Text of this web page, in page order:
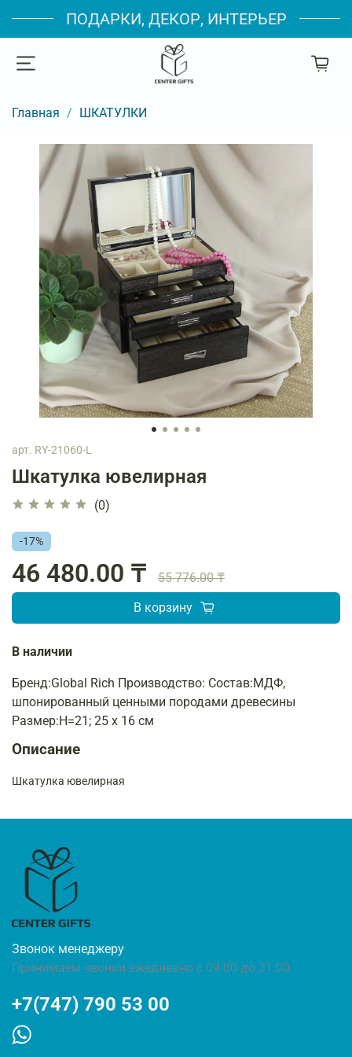
ПОДАРКИ, ДЕКОР, ИНТЕРЬЕР
Главная ШКАТУЛКИ
арт. RY-21060-L
Шкатулка ювелирная
(0)
-17%
46 480.00 ₸
55 776.00 ₸
В корзину
В наличии
Бренд:Global Rich Производство: Состав:МДФ,
шпонированный ценными породами древесины
Размер:H=21; 25 х 16 см
Описание
Шкатулка ювелирная
Звонок менеджеру
Принимаем звонки ежедневно с 09:00 до 21:00
+7(747) 790 53 00